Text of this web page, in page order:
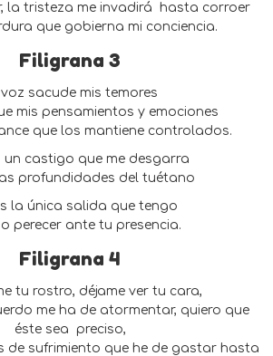
la tristeza me invadirá hasta corroer
que gobierna mi conciencia.
Filigrana 3
voz sacude mis temores
mis pensamientos y emociones
que los mantiene controlados.
un castigo que me desgarra
profundidades del tuétano
la única salida que tengo
perecer ante tu presencia.
Filigrana 4
tu rostro, déjame ver tu cara,
me ha de atormentar, quiero que
éste sea
preciso,
de sufrimiento que he de gastar hasta